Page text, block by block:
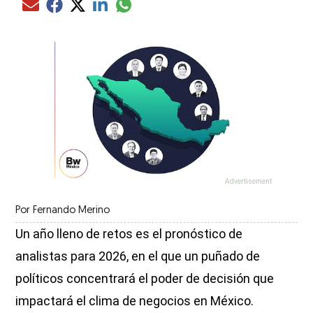
Compartir el artículo actual mediante Email
Compartir el artículo actual mediante Facebook
Compartir el artículo actual mediante Twitter
Compartir el artículo actual mediante LinkedIn
Compartir el artículo actual mediante
Por Fernando Merino
Un año lleno de retos es el pronóstico de
analistas para 2026, en el que un puñado de
políticos concentrará el poder de decisión que
impactará el clima de negocios en México.